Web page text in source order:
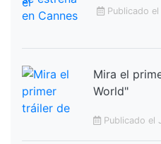
Publicado
Mira el
World"
Publicado el